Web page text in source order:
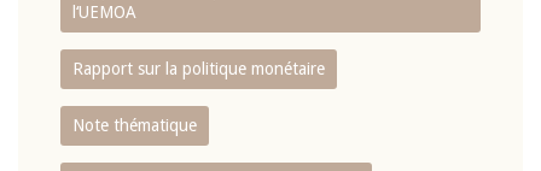
l‘UEMOA
Rapport sur la politique monétaire
Note thématique